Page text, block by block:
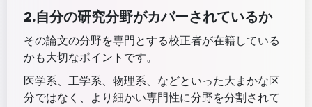
2.自分の研究分野がカバーされているか
その論文の分野を専門とする校正者が在籍している
かも大切なポイントです。
医学系、工学系、物理系、などといった大まかな区
分ではなく、より細かい専門性に分野を分割されて